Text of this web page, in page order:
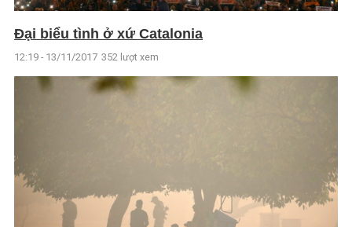
Đại biểu tình ở xứ Catalonia
12:19 - 13/11/2017 352 lượt xem